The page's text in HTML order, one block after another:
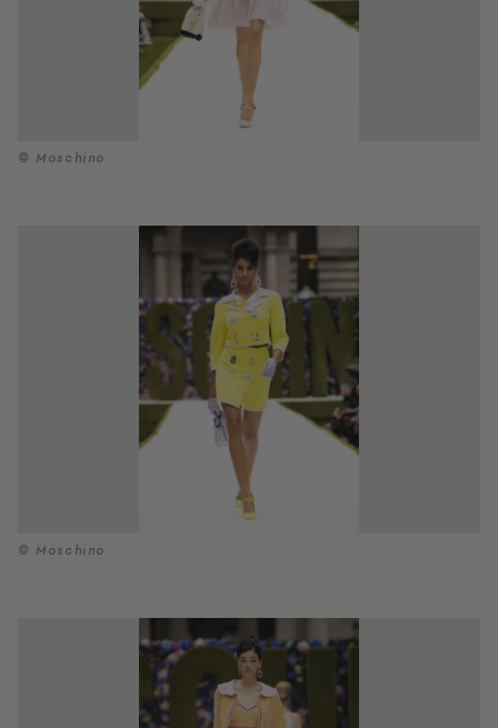
© Moschino
© Moschino